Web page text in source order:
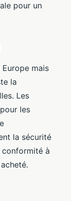
pour un
mais
la
Les
les
la sécurité
conformité à